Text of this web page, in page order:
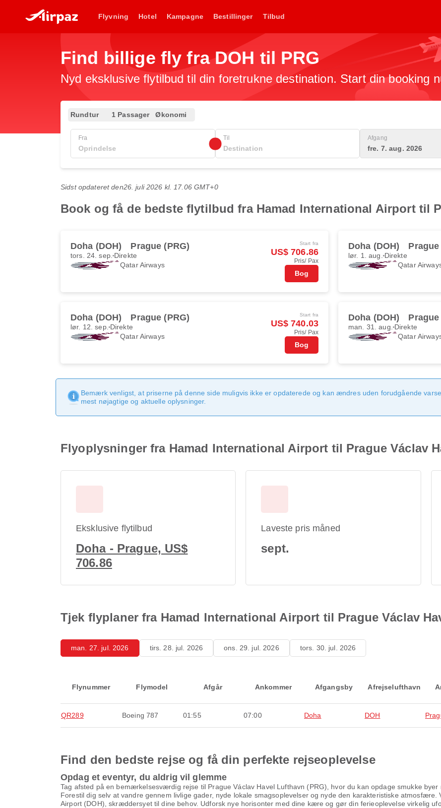
Flyvning Hotel Kampagne Bestillinger Tilbud
Find billige fly fra DOH til PRG
Nyd eksklusive flytilbud til din foretrukne destination. Start din booking
Rundtur 1 Passager Økonomi
Fra Til Afgang
fre. 7. aug. 2026
Sidst opdateret den26. juli 2026 kl. 17.06 GMT+0
Book og få de bedste flytilbud fra Hamad International Airport til
Doha (DOH) Prague (PRG)
tors. 24. sep. Direkte
Qatar Airways
Start fra
US$ 706.86
Pris/ Pax
Bog
Doha (DOH) Prague
lør. 1. aug. Direkte
Qatar
Doha (DOH) Prague (PRG)
lør. 12. sep. Direkte
Qatar Airways
Start fra
US$ 740.03
Pris/ Pax
Bog
Doha (DOH) Prague
man. 31. aug. Direkte
Qatar
Bemærk venligst, at priserne på denne side muligvis ikke er opdaterede og kan ændres uden forudgående
mest nøjagtige og aktuelle oplysninger.
Flyoplysninger fra Hamad International Airport til Prague Václav
Eksklusive flytilbud
Doha - Prague, US$
706.86
Laveste pris måned
sept.
Tjek flyplaner fra Hamad International Airport til Prague Václav
man. 27. jul. 2026 tirs. 28. jul. 2026 ons. 29. jul. 2026 tors. 30. jul. 2026
Flynummer Flymodel Afgår Ankommer Afgangsby Afrejselufthavn
QR289 Boeing 787 01:55 07:00 Doha DOH
Find den bedste rejse og få din perfekte rejseoplevelse
Opdag et eventyr, du aldrig vil glemme
Tag afsted på en bemærkelsesværdig rejse til Prague Václav Havel Lufthavn (PRG), hvor du kan opdage smukke
Forestil dig selv at vandre gennem livlige gader, nyde lokale smagsoplevelser og nyde den karakteristiske
Airport (DOH), skræddersyet til dine behov. Udforsk nye horisonter med dine kære og gør din ferieoplevelse virkelig